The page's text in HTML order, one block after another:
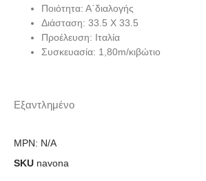
Ποιότητα: Α΄διαλογής
Διάσταση: 33.5 Χ 33.5
Προέλευση: Ιταλία
Συσκευασία: 1,80m/κιβώτιο
Εξαντλημένο
MPN: N/A
SKU navona